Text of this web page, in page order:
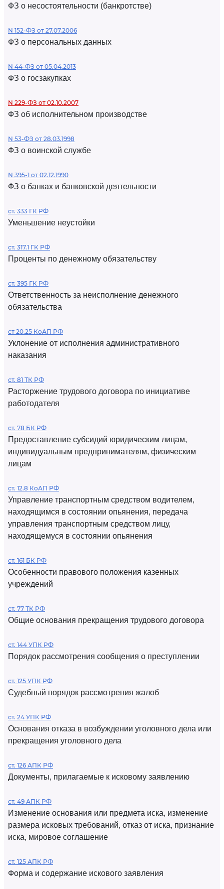
ФЗ о несостоятельности (банкротстве)
N 152-ФЗ от 27.07.2006
ФЗ о персональных данных
N 44-ФЗ от 05.04.2013
ФЗ о госзакупках
N 229-ФЗ от 02.10.2007
ФЗ об исполнительном производстве
N 53-ФЗ от 28.03.1998
ФЗ о воинской службе
N 395-1 от 02.12.1990
ФЗ о банках и банковской деятельности
ст. 333 ГК РФ
Уменьшение неустойки
ст. 317.1 ГК РФ
Проценты по денежному обязательству
ст. 395 ГК РФ
Ответственность за неисполнение денежного
обязательства
ст 20.25 КоАП РФ
Уклонение от исполнения административного
наказания
ст. 81 ТК РФ
Расторжение трудового договора по инициативе
работодателя
ст. 78 БК РФ
Предоставление субсидий юридическим лицам,
индивидуальным предпринимателям, физическим
лицам
ст. 12.8 КоАП РФ
Управление транспортным средством водителем,
находящимся в состоянии опьянения, передача
управления транспортным средством лицу,
находящемуся в состоянии опьянения
ст. 161 БК РФ
Особенности правового положения казенных
учреждений
ст. 77 ТК РФ
Общие основания прекращения трудового договора
ст. 144 УПК РФ
Порядок рассмотрения сообщения о преступлении
ст. 125 УПК РФ
Судебный порядок рассмотрения жалоб
ст. 24 УПК РФ
Основания отказа в возбуждении уголовного дела или
прекращения уголовного дела
ст. 126 АПК РФ
Документы, прилагаемые к исковому заявлению
ст. 49 АПК РФ
Изменение основания или предмета иска, изменение
размера исковых требований, отказ от иска, признание
иска, мировое соглашение
ст. 125 АПК РФ
Форма и содержание искового заявления